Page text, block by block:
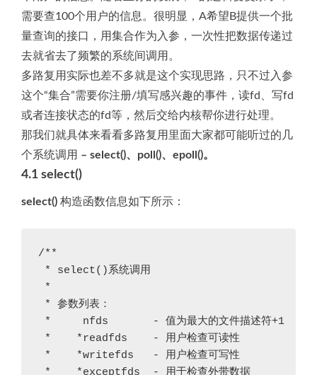
需要查100个用户的信息。很明显，A希望B提供一个批
量查询的接口，用集合作为入参，一次性把数据传递过
去就省去了频繁的系统间调用。
多路复用实际也差不多就是这个实现思路，只不过入参
这个“集合”需要你注册/填写感兴趣的事件，读fd、写fd
或者连接状态的fd等，然后交给内核帮你进行处理。
那我们就具体来看看多路复用里面大家都可能听过的几
个系统调用 – select()、poll()、epoll()。
4.1 select()
select() 构造函数信息如下所示：
/**
* select()系统调用
*
* 参数列表：
*     nfds       - 值为最大的文件描述符+1
*    *readfds    - 用户检查可读性
*    *writefds   - 用户检查可写性
*    *exceptfds  - 用于检查外带数据